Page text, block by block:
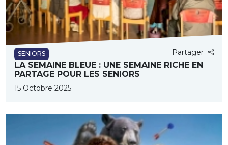
SENIORS Partager
LA SEMAINE BLEUE : UNE SEMAINE RICHE EN
PARTAGE POUR LES SENIORS
15 Octobre 2025